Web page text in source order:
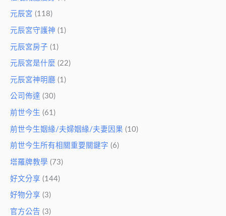
元辰宮 (118)
元辰宮守護神 (1)
元辰宮房子 (1)
元辰宮是什麼 (22)
元辰宮神明廳 (1)
公司佈達 (30)
前世今生 (61)
前世今生姻緣/夫婦姻緣/夫妻因果 (10)
前世今生所有相關重要關鍵字 (6)
塔羅牌教學 (73)
好文分享 (144)
好物分享 (3)
官方公告 (3)